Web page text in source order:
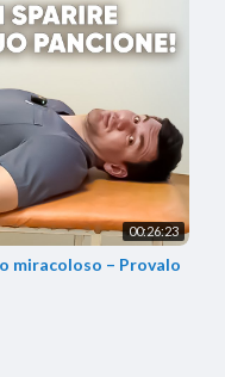
00:26:23
miracoloso – Provalo